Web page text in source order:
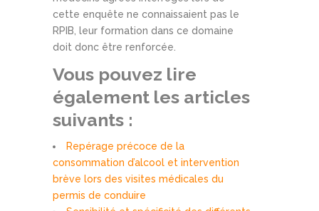
cette enquête ne connaissaient pas le
RPIB, leur formation dans ce domaine
doit donc être renforcée.
Vous pouvez lire
également les articles
suivants :
Repérage précoce de la
consommation d’alcool et intervention
brève lors des visites médicales du
permis de conduire